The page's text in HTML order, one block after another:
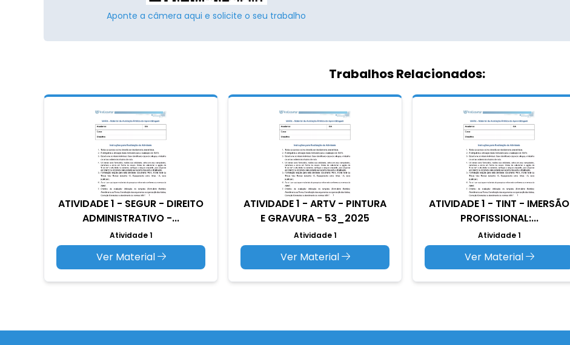
Aponte a câmera aqui e solicite o seu trabalho
Trabalhos Relacionados:
ATIVIDADE 1 - SEGUR - DIREITO
ADMINISTRATIVO -...
Atividade 1
Ver Material
ATIVIDADE 1 - ARTV - PINTURA
E GRAVURA - 53_2025
Atividade 1
Ver Material
ATIVIDADE 1 - TINT - IMERSÃO
PROFISSIONAL:...
Atividade 1
Ver Material